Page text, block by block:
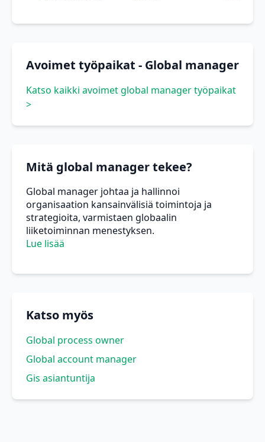
Avoimet työpaikat - Global manager
Katso kaikki avoimet global manager työpaikat
>
Mitä global manager tekee?
Global manager johtaa ja hallinnoi
organisaation kansainvälisiä toimintoja ja
strategioita, varmistaen globaalin
liiketoiminnan menestyksen.
Lue lisää
Katso myös
Global process owner
Global account manager
Gis asiantuntija